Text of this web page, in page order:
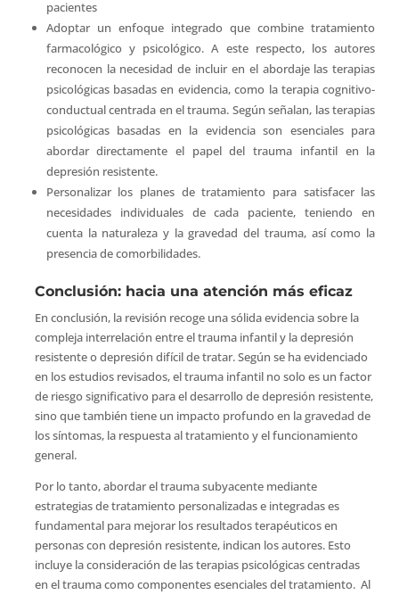
pacientes
Adoptar un enfoque integrado que combine tratamiento
farmacológico y psicológico. A este respecto, los autores
reconocen la necesidad de incluir en el abordaje las terapias
psicológicas basadas en evidencia, como la terapia cognitivo-
conductual centrada en el trauma. Según señalan, las terapias
psicológicas basadas en la evidencia son esenciales para
abordar directamente el papel del trauma infantil en la
depresión resistente.
Personalizar los planes de tratamiento para satisfacer las
necesidades individuales de cada paciente, teniendo en
cuenta la naturaleza y la gravedad del trauma, así como la
presencia de comorbilidades.
Conclusión: hacia una atención más eficaz
En conclusión, la revisión recoge una sólida evidencia sobre la
compleja interrelación entre el trauma infantil y la depresión
resistente o depresión difícil de tratar. Según se ha evidenciado
en los estudios revisados, el trauma infantil no solo es un factor
de riesgo significativo para el desarrollo de depresión resistente,
sino que también tiene un impacto profundo en la gravedad de
los síntomas, la respuesta al tratamiento y el funcionamiento
general.
Por lo tanto, abordar el trauma subyacente mediante
estrategias de tratamiento personalizadas e integradas es
fundamental para mejorar los resultados terapéuticos en
personas con depresión resistente, indican los autores. Esto
incluye la consideración de las terapias psicológicas centradas
en el trauma como componentes esenciales del tratamiento. Al